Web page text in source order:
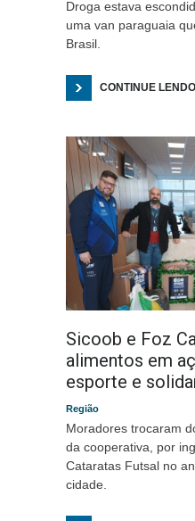
Droga estava
uma van paraguaia
Brasil.
CONTINUE LENDO
Sicoob e Foz
alimentos em
esporte e
Região
Moradores trocaram
da cooperativa, por
Cataratas Futsal no
cidade.